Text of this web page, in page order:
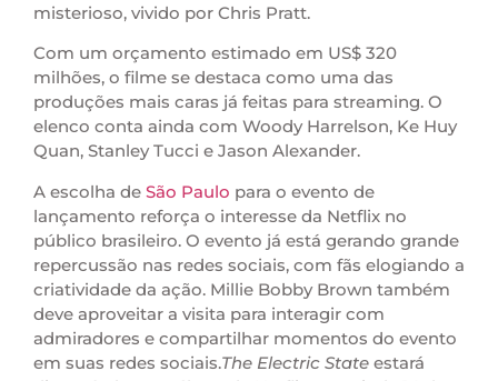
misterioso, vivido por Chris Pratt.
Com um orçamento estimado em US$ 320
milhões, o filme se destaca como uma das
produções mais caras já feitas para streaming. O
elenco conta ainda com Woody Harrelson, Ke Huy
Quan, Stanley Tucci e Jason Alexander.
A escolha de São Paulo para o evento de
lançamento reforça o interesse da Netflix no
público brasileiro. O evento já está gerando grande
repercussão nas redes sociais, com fãs elogiando a
criatividade da ação. Millie Bobby Brown também
deve aproveitar a visita para interagir com
admiradores e compartilhar momentos do evento
em suas redes sociais.The Electric State estará